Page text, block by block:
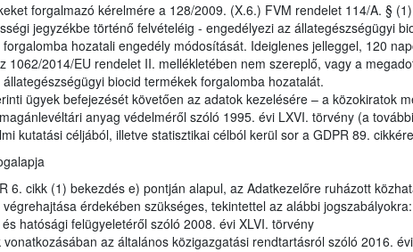
forgalmazó kérelmére a 128/2009. (X.6.) FVM rendelet 114/A. §
jegyzékbe történő felvételéig - engedélyezi az állategészségügyi
hozatali engedély módosítását. Ideiglenes jelleggel, 120
1062/2014/EU rendelet II. mellékletében nem szereplő, vagy a
biocid termékek forgalomba hozatalát.
ügyek befejezését követően az adatok kezelésére – a közokiratok
anyag védelméről szóló 1995. évi LXVI. törvény (a
kutatási céljából, illetve statisztikai célból kerül sor a GDPR 89.
6. cikk (1) bekezdés e) pontján alapul, az Adatkezelőre ruházott
érdekében szükséges, tekintettel az alábbi jogszabályokra:
hatósági felügyeletéről szóló 2008. évi XLVI. törvény
az általános közigazgatási rendtartásról szóló 2016.